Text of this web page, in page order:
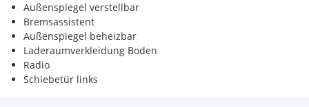
Außenspiegel verstellbar
Bremsassistent
Außenspiegel beheizbar
Laderaumverkleidung Boden
Radio
Schiebetür links